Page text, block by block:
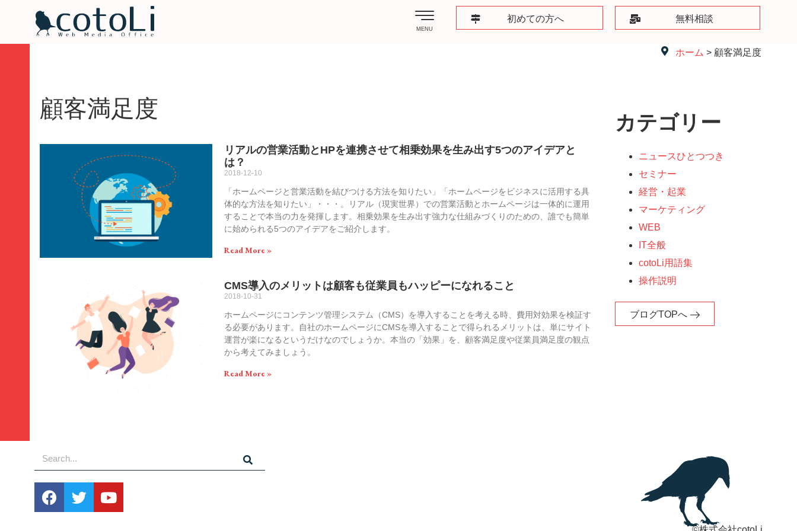
MENU
初めての方へ 無料相談
ホーム > 顧客満足度
顧客満足度
リアルの営業活動とHPを連携させて相乗効果を生み出す5つのアイデアと
は？
2018-12-10
「ホームページと営業活動を結びつける方法を知りたい」「ホームページをビジネスに活用する具
体的な方法を知りたい」・・・。リアル（現実世界）での営業活動とホームページは一体的に運用
することで本当の力を発揮します。相乗効果を生み出す強力な仕組みづくりのための、誰でも簡単
に始められる5つのアイデアをご紹介します。
Read More »
CMS導入のメリットは顧客も従業員もハッピーになれること
2018-10-31
ホームページにコンテンツ管理システム（CMS）を導入することを考える時、費用対効果を検証す
る必要があります。自社のホームページにCMSを導入することで得られるメリットは、単にサイト
運営が楽になるというだけなのでしょうか。本当の「効果」を、顧客満足度や従業員満足度の観点
から考えてみましょう。
Read More »
カテゴリー
ニュースひとつつき
セミナー
経営・起業
マーケティング
WEB
IT全般
cotoLi用語集
操作説明
ブログTOPへ